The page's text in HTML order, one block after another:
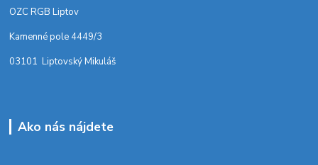
OZC RGB Liptov
Kamenné pole 4449/3
03101 Liptovský Mikuláš
Ako nás nájdete